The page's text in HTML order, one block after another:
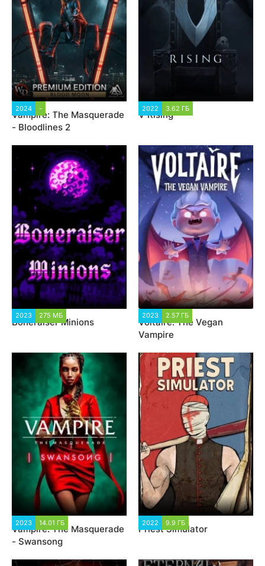
2024 -
Vampire: The Masquerade
- Bloodlines 2
2022 3.62 ГБ
V Rising
2023 275 МБ
Boneraiser Minions
2023 2.57 ГБ
Voltaire: The Vegan
Vampire
2023 14.01 ГБ
Vampire: The Masquerade
- Swansong
2022 9.9 ГБ
Priest Simulator